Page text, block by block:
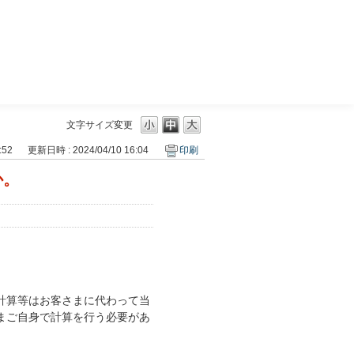
文字サイズ変更
更新日時 : 2024/04/10 16:04 印刷
等はお客さまに代わって当
ご自身で計算を行う必要があ